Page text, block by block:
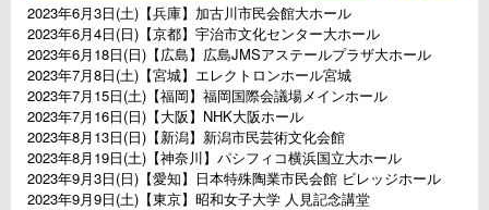
2023年6月3日(土)【兵庫】加古川市民会館大ホール
2023年6月4日(日)【京都】宇治市文化センター大ホール
2023年6月18日(日)【広島】広島JMSアステールプラザ大ホール
2023年7月8日(土)【宮城】エレクトロンホール宮城
2023年7月15日(土)【福岡】福岡国際会議場メインホール
2023年7月16日(日)【大阪】NHK大阪ホール
2023年8月13日(日)【新潟】新潟市民芸術文化会館
2023年8月19日(土)【神奈川】パシフィコ横浜国立大ホール
2023年9月3日(日)【愛知】日本特殊陶業市民会館 ビレッジホール
2023年9月9日(土)【東京】昭和女子大学 人見記念講堂